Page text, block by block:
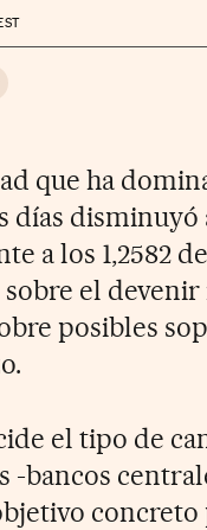
Facebook
en TwitterRedes Sociales
que ha
días disminuyó
a los 1,2582
el
posibles
el tipo de
-bancos
concreto